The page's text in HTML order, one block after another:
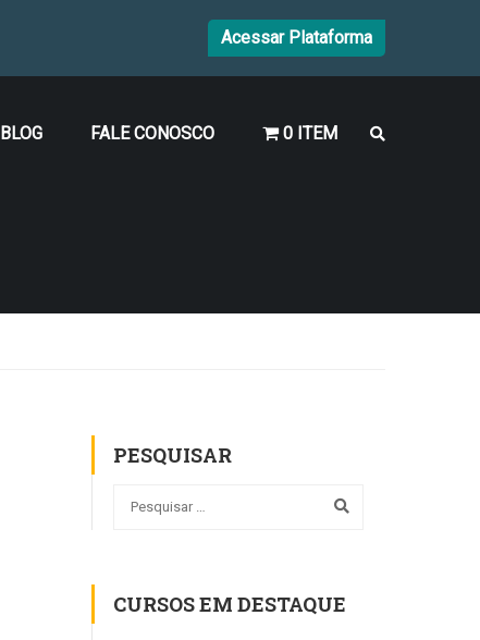
Acessar Plataforma
BLOG FALE CONOSCO 0 ITEM
PESQUISAR
CURSOS EM DESTAQUE